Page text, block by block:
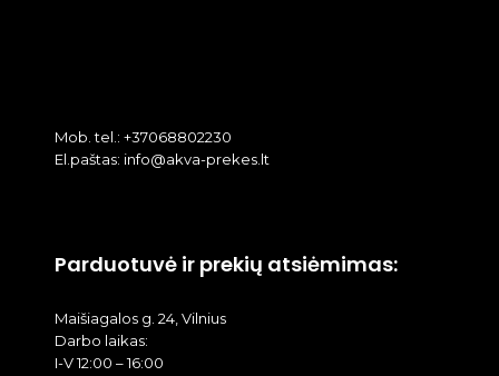
Mob. tel.: +37068802230
El.paštas: info@akva-prekes.lt
Parduotuvė ir prekių atsiėmimas:
Maišiagalos g. 24, Vilnius
Darbo laikas:
I-V 12:00 – 16:00